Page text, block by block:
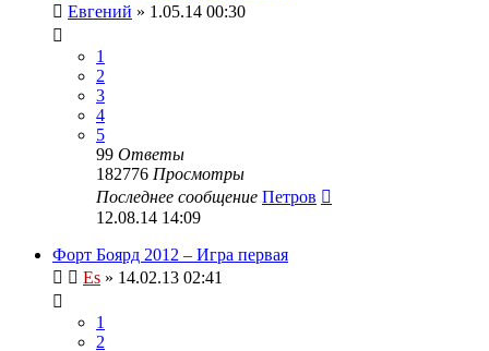
Евгений » 1.05.14 00:30
1
2
3
4
5
99 Ответы
182776 Просмотры
Последнее сообщение Петров
12.08.14 14:09
Форт Боярд 2012 – Игра первая
Es » 14.02.13 02:41
1
2